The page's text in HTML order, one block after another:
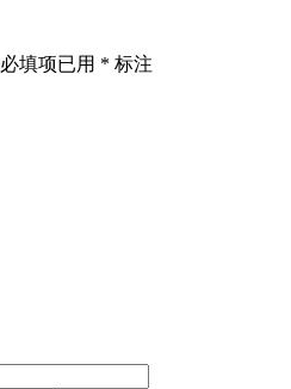
必填项已用 * 标注